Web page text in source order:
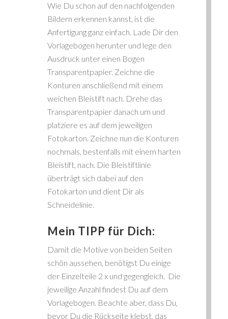
Wie Du schon auf den nachfolgenden
Bildern erkennen kannst, ist die
Anfertigung ganz einfach. Lade Dir den
Vorlagebogen herunter und lege den
Ausdruck unter einen Bogen
Transparentpapier. Zeichne die
Konturen anschließend mit einem
weichen Bleistift nach. Drehe das
Transparentpapier danach um und
platziere es auf dem jeweiligen
Fotokarton. Zeichne nun die Konturen
nochmals, bestenfalls mit einem harten
Bleistift, nach. Die Bleistiftlinie
überträgt sich dabei auf den
Fotokarton und dient Dir als
Schneidelinie.
Mein TIPP für Dich:
Damit die Motive von beiden Seiten
schön aussehen, benötigst Du einige
der Einzelteile 2 x und gegengleich. Die
jeweilige Anzahl findest Du auf dem
Vorlagebogen. Beachte aber, dass Du,
bevor Du die Rückseite klebst, das